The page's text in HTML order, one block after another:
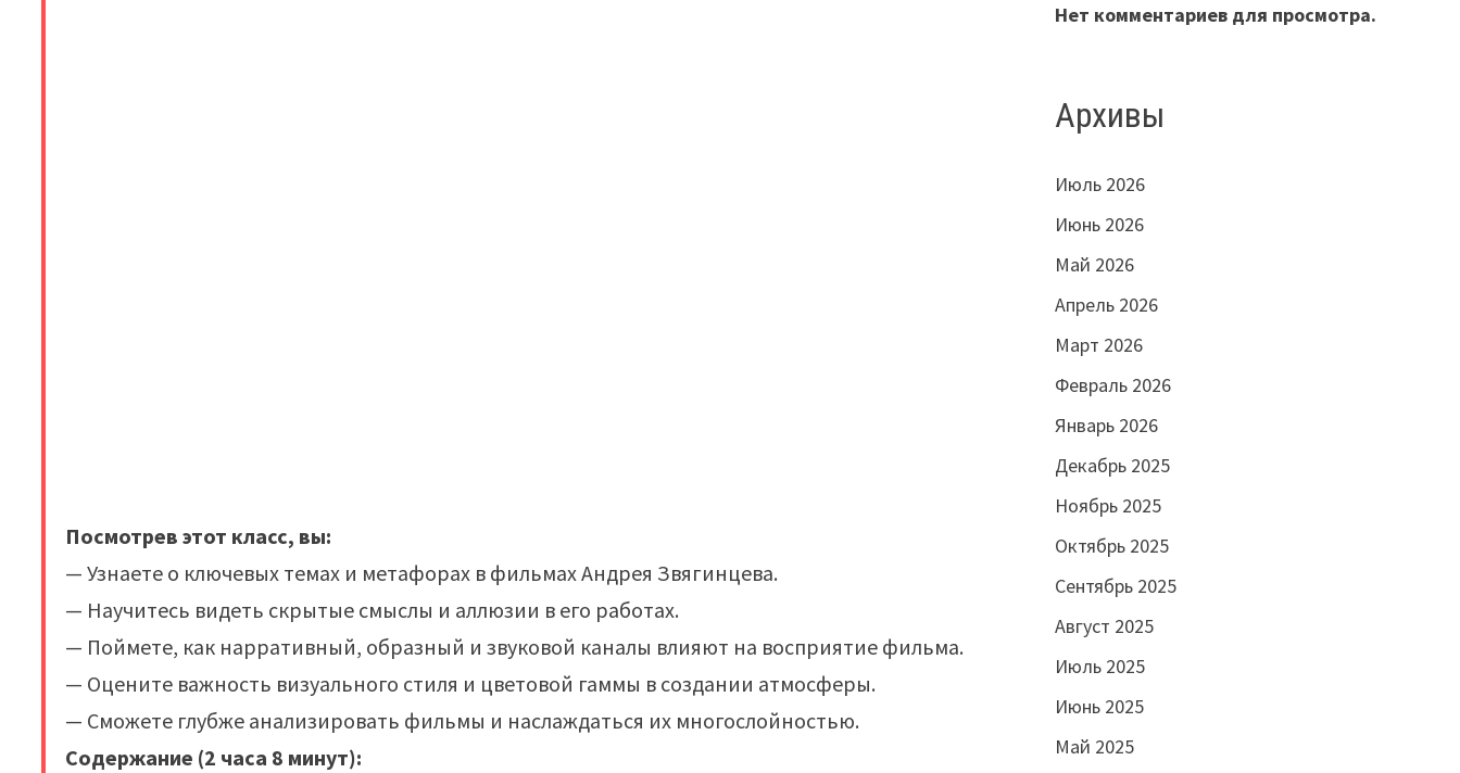
Посмотрев этот класс, вы:
— Узнаете о ключевых темах и метафорах в фильмах Андрея Звягинцева.
— Научитесь видеть скрытые смыслы и аллюзии в его работах.
— Поймете, как нарративный, образный и звуковой каналы влияют на восприятие фильма.
— Оцените важность визуального стиля и цветовой гаммы в создании атмосферы.
— Сможете глубже анализировать фильмы и наслаждаться их многослойностью.
Содержание (2 часа 8 минут):
Нет комментариев для просмотра.
Архивы
Июль 2026
Июнь 2026
Май 2026
Апрель 2026
Март 2026
Февраль 2026
Январь 2026
Декабрь 2025
Ноябрь 2025
Октябрь 2025
Сентябрь 2025
Август 2025
Июль 2025
Июнь 2025
Май 2025